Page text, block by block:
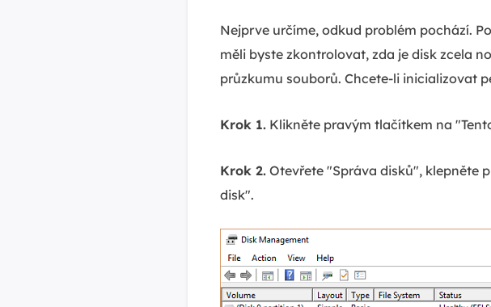
Nejprve určíme, odkud problém pochází.
měli byste zkontrolovat, zda je disk zcela
průzkumu souborů. Chcete-li inicializovat
Krok 1. Klikněte pravým tlačítkem na
Krok 2. Otevřete "Správa disků", klepněte
disk".